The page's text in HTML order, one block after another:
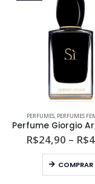
Este produto tem várias variantes. As opções podem ser escolhidas na
PERFUMES, PERFUMES
R$24,90 – R$
COMPRAR